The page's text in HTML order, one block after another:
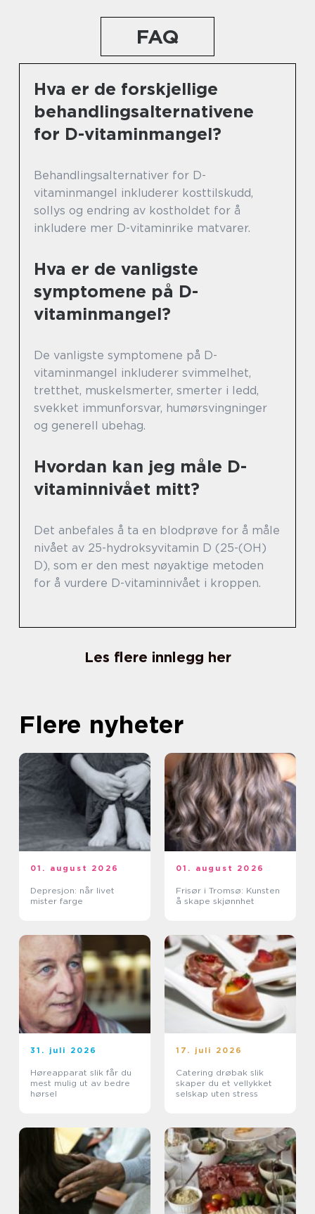
FAQ
Hva er de forskjellige
behandlingsalternativene
for D-vitaminmangel?
Behandlingsalternativer for D-
vitaminmangel inkluderer kosttilskudd,
sollys og endring av kostholdet for å
inkludere mer D-vitaminrike matvarer.
Hva er de vanligste
symptomene på D-
vitaminmangel?
De vanligste symptomene på D-
vitaminmangel inkluderer svimmelhet,
tretthet, muskelsmerter, smerter i ledd,
svekket immunforsvar, humørsvingninger
og generell ubehag.
Hvordan kan jeg måle D-
vitaminnivået mitt?
Det anbefales å ta en blodprøve for å måle
nivået av 25-hydroksyvitamin D (25-(OH)
D), som er den mest nøyaktige metoden
for å vurdere D-vitaminnivået i kroppen.
Les flere innlegg her
Flere nyheter
01. august 2026
Depresjon: når livet
mister farge
01. august 2026
Frisør i Tromsø: Kunsten
å skape skjønnhet
31. juli 2026
Høreapparat slik får du
mest mulig ut av bedre
hørsel
17. juli 2026
Catering drøbak slik
skaper du et vellykket
selskap uten stress